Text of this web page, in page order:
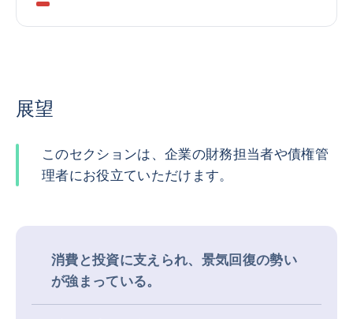
展望
このセクションは、企業の財務担当者や債権管
理者にお役立ていただけます。
消費と投資に支えられ、景気回復の勢い
が強まっている。